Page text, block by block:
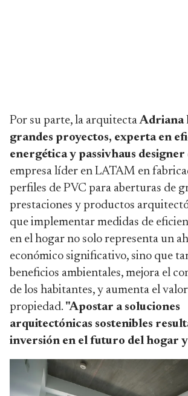
Por su parte, la arquitectaAdriana
grandes proyectos, experta en
energética y passivhaus
empresa líder en LATAM en
perfiles de PVC para aberturas de
prestaciones y productos
que implementar medidas de
en el hogar no solo representa un
económico significativo, sino que
beneficios ambientales, mejora el
de los habitantes, y aumenta el
propiedad. "Apostar a soluciones
arquitectónicas sostenibles
inversión en el futuro del hogar